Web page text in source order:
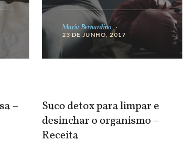
Maria Bernardino
23 DE JUNHO, 2017
–
Suco detox para limpar e
desinchar o organismo –
Receita